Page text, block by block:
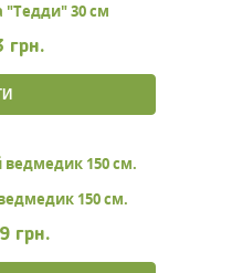
30 см
грн.
150 см.
грн.